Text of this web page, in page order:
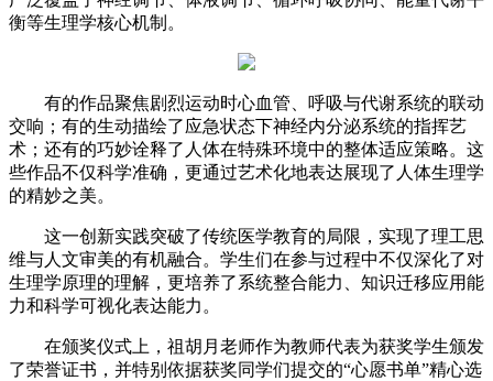
衡等生理学核心机制。
有的作品聚焦剧烈运动时心血管、呼吸与代谢系统的联动
交响；有的生动描绘了应急状态下神经内分泌系统的指挥艺
术；还有的巧妙诠释了人体在特殊环境中的整体适应策略。这
些作品不仅科学准确，更通过艺术化地表达展现了人体生理学
的精妙之美。
这一创新实践突破了传统医学教育的局限，实现了理工思
维与人文审美的有机融合。学生们在参与过程中不仅深化了对
生理学原理的理解，更培养了系统整合能力、知识迁移应用能
力和科学可视化表达能力。
在颁奖仪式上，祖胡月老师作为教师代表为获奖学生颁发
了荣誉证书，并特别依据获奖同学们提交的“心愿书单”精心选